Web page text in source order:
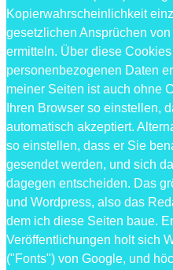
Kopierwahrscheinlichkeit
gesetzlichen Ansprüchen
ermitteln. Über diese
personenbezogenen Daten
meiner Seiten ist auch ohne
Ihren Browser so einstellen,
automatisch akzeptiert.
so einstellen, dass er Sie
gesendet werden, und sich
dagegen entscheiden. Das
und Wordpress, also das
dem ich diese Seiten baue.
Veröffentlichungen holt sich
("Fonts") von Google, und